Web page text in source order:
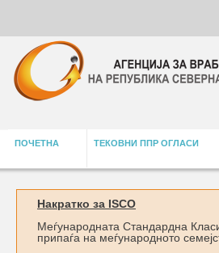
ПОЧЕТНА ТЕКОВНИ ППР ОГЛАСИ
Накратко за ISCO
Меѓународната Стандардна
припаѓа на меѓународното